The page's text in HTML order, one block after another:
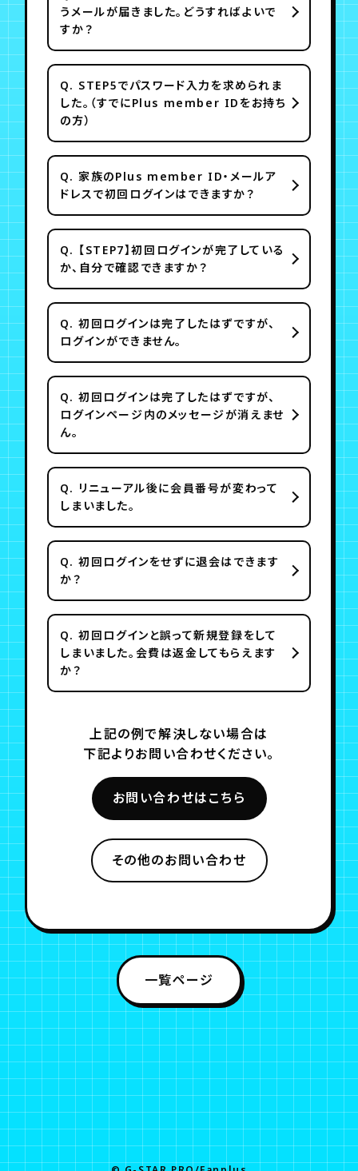
うメールが届きました。どうすればよいで
すか？
Q. STEP5でパスワード入力を求められま
した。（すでにPlus member IDをお持ち
の方）
Q. 家族のPlus member ID・メールア
ドレスで初回ログインはできますか？
Q. 【STEP7】初回ログインが完了している
か、自分で確認できますか？
Q. 初回ログインは完了したはずですが、
ログインができません。
Q. 初回ログインは完了したはずですが、
ログインページ内のメッセージが消えませ
ん。
Q. リニューアル後に会員番号が変わって
しまいました。
Q. 初回ログインをせずに退会はできます
か？
Q. 初回ログインと誤って新規登録をして
しまいました。会費は返金してもらえます
か？
上記の例で解決しない場合は
下記よりお問い合わせください。
お問い合わせはこちら
その他のお問い合わせ
一覧ページ